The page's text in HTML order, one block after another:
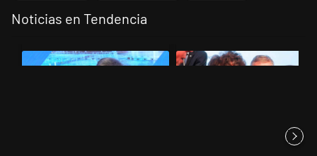
Noticias en Tendencia
Un artículo de tendencia con el título "El Banco Central no pudo
Un artículo de tendencia con el